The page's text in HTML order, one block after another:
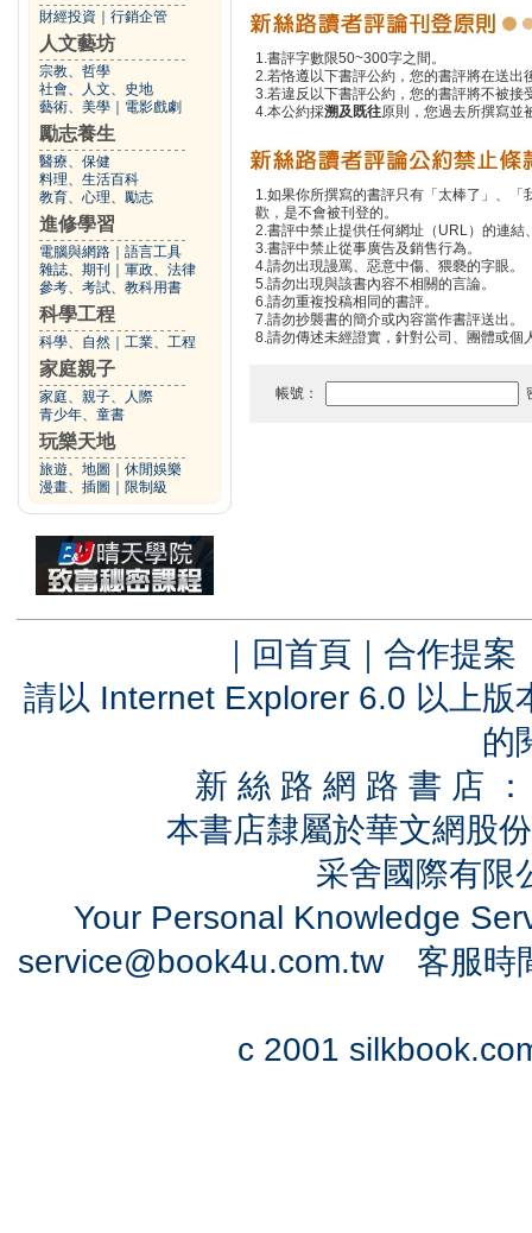
財經投資 行銷企管
人文藝坊
宗教、哲學
社會、人文、史地
藝術、美學
電影戲劇
勵志養生
醫療、保健
料理、生活百科
教育、心理、勵志
進修學習
電腦與網路
語言工具
雜誌、期刊
軍政、法律
參考、考試、教科用書
科學工程
科學、自然 工業、工程
家庭親子
家庭、親子、人際
青少年、童書
玩樂天地
旅遊、地圖
休閒娛樂
漫畫、插圖
限制級
1.書評字數限50~300字之間。
2.若恪遵以下書評公約，您的書評將在送
3.若違反以下書評公約，您的書評將不被接
4.本公約採溯及既往原則，您過去所撰寫並
1.如果你所撰寫的書評只有「太棒了」、
歡，是不會被刊登的。
2.書評中禁止提供任何網址（URL）的連結
3.書評中禁止從事廣告及銷售行為。
4.請勿出現謾罵、惡意中傷、猥褻的字眼。
5.請勿出現與該書內容不相關的言論。
6.請勿重複投稿相同的書評。
7.請勿抄襲書的簡介或內容當作書評送出。
8.請勿傳述未經證實，針對公司、團體或個
帳號：
｜ 回首頁 ｜ 合作提案
請以 Internet Explorer 6.0 以上
的
新 絲 路 網 路 書 店
本書店隸屬於華文網股
采舍國際有
Your Personal Knowledge
service@book4u.com.tw客服時
c 2001